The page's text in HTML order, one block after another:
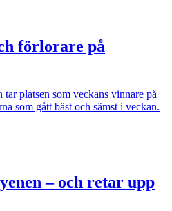
förlorare på
platsen som veckans vinnare på
som gått bäst och sämst i veckan.
– och retar upp